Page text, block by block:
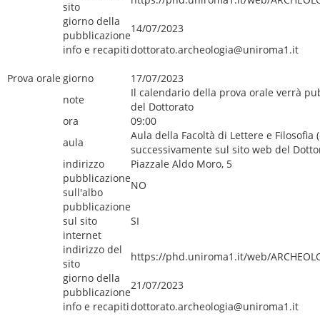
sito
giorno della
pubblicazione
14/07/2023
info e recapitidottorato.archeologia@uniroma1.it
Prova orale giorno
17/07/2023
note
Il calendario della prova orale verrà
del Dottorato
ora
09:00
aula
Aula della Facoltà di Lettere e Filosofia
successivamente sul sito web del
indirizzo
Piazzale Aldo Moro, 5
pubblicazione
sull'albo
NO
pubblicazione
sul sito
internet
SI
indirizzo del
sito
https://phd.uniroma1.it/web/
giorno della
pubblicazione
21/07/2023
info e recapitidottorato.archeologia@uniroma1.it